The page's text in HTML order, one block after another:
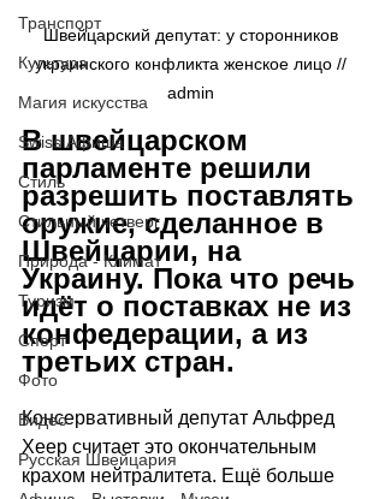
Транспорт
Культура
Магия искусства
Swiss Афиша
Стиль
Стильный четверг
Природа - Климат
Туризм
Спорт
Фото
Видео
Русская Швейцария
Швейцарский депутат: у сторонников
украинского конфликта женское лицо //
admin
В швейцарском
парламенте решили
разрешить поставлять
оружие, сделанное в
Швейцарии, на
Украину. Пока что речь
идёт о поставках не из
конфедерации, а из
третьих стран.
Консервативный депутат Альфред
Хеер считает это окончательным
крахом нейтралитета. Ещё больше